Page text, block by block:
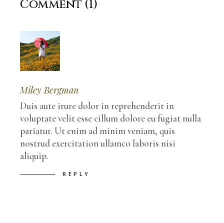
Comment (1)
Miley Bergman
Duis aute irure dolor in reprehenderit in
voluptate velit esse cillum dolore eu fugiat nulla
pariatur. Ut enim ad minim veniam, quis
nostrud exercitation ullamco laboris nisi
aliquip.
REPLY